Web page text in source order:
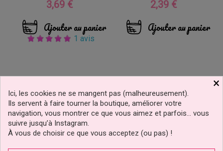
Prix
3,69 €
Ajouter au panier
1 avis
Prix
2,39 €
Ajouter au panier
×
Ici, les cookies ne se mangent pas (malheureusement).
Ils servent à faire tourner la boutique, améliorer votre
navigation, vous montrer ce que vous aimez et parfois… vous
suivre jusqu’à Instagram.
À vous de choisir ce que vous acceptez (ou pas) !